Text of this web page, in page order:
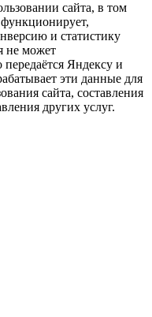
сайта, в том
и статистику
не может
Яндексу и
эти данные для
сайта, составления
других услуг.